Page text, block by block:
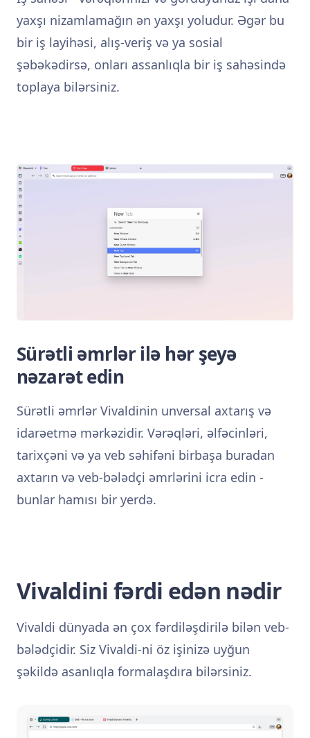
yaxşı nizamlamağın ən yaxşı yoludur. Əgər bu
bir iş layihəsi, alış-veriş və ya sosial
şəbəkədirsə, onları assanlıqla bir iş sahəsində
toplaya bilərsiniz.
Sürətli əmrlər ilə hər şeyə
nəzarət edin
Sürətli əmrlər Vivaldinin unversal axtarış və
idarəetmə mərkəzidir. Vərəqləri, əlfəcinləri,
tarixçəni və ya veb səhifəni birbaşa buradan
axtarın və veb-bələdçi əmrlərini icra edin -
bunlar hamısı bir yerdə.
Vivaldini fərdi edən nədir
Vivaldi dünyada ən çox fərdiləşdirilə bilən veb-
bələdçidir. Siz Vivaldi-ni öz işinizə uyğun
şəkildə asanlıqla formalaşdıra bilərsiniz.